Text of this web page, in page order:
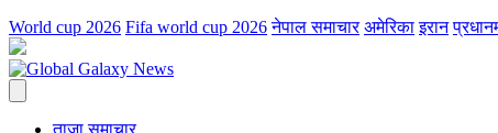
World cup 2026 Fifa world cup 2026 नेपाल समाचार अमेरिका इरान
ताजा समाचार